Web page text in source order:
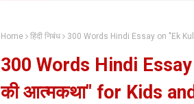
Home हिंदी निबंध 300 Words Hindi Essay on "Ek
300 Words Hindi
की आत्मकथा" for Kids